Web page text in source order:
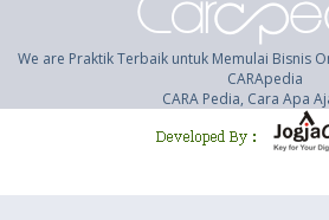
We are Praktik Terbaik untuk Memulai Bisnis
CARApedia
CARA Pedia, Cara Apa